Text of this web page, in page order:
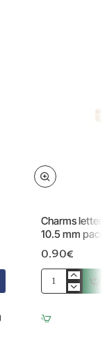
Charms
10.5 mm
0.90€
Charms
B
in